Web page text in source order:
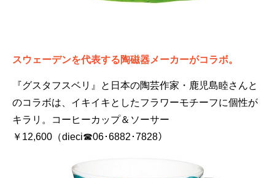
スウェーデンを代表する陶磁器メーカーがコラボ。
『グスタフスベリ』と日本の陶芸作家・鹿児島睦さんと
のコラボは、イキイキとしたフラワーモチーフに個性が
キラリ。コーヒーカップ＆ソーサー
￥12,600（dieci☎06･6882･7828）